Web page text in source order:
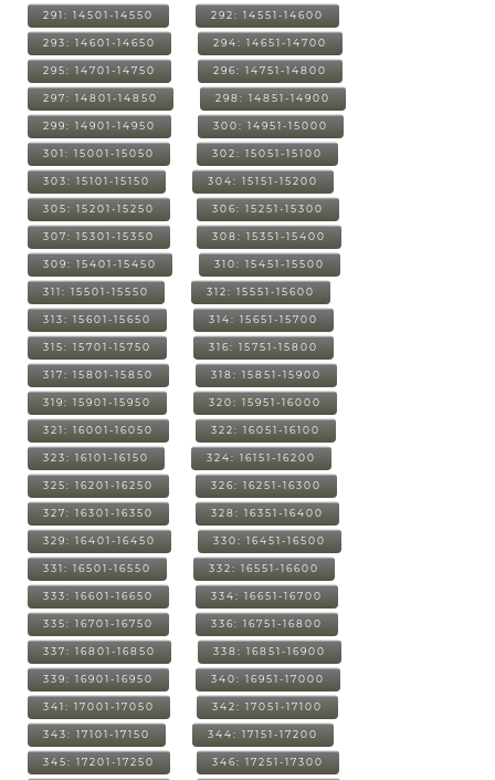
291: 14501-14550 292: 14551-14600
293: 14601-14650 294: 14651-14700
295: 14701-14750 296: 14751-14800
297: 14801-14850 298: 14851-14900
299: 14901-14950 300: 14951-15000
301: 15001-15050 302: 15051-15100
303: 15101-15150 304: 15151-15200
305: 15201-15250 306: 15251-15300
307: 15301-15350 308: 15351-15400
309: 15401-15450 310: 15451-15500
311: 15501-15550 312: 15551-15600
313: 15601-15650 314: 15651-15700
315: 15701-15750 316: 15751-15800
317: 15801-15850 318: 15851-15900
319: 15901-15950 320: 15951-16000
321: 16001-16050 322: 16051-16100
323: 16101-16150 324: 16151-16200
325: 16201-16250 326: 16251-16300
327: 16301-16350 328: 16351-16400
329: 16401-16450 330: 16451-16500
331: 16501-16550 332: 16551-16600
333: 16601-16650 334: 16651-16700
335: 16701-16750 336: 16751-16800
337: 16801-16850 338: 16851-16900
339: 16901-16950 340: 16951-17000
341: 17001-17050 342: 17051-17100
343: 17101-17150 344: 17151-17200
345: 17201-17250 346: 17251-17300